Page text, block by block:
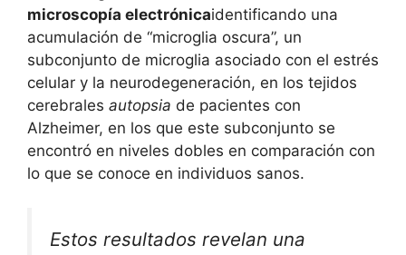
microscopía electrónicaidentificando una
acumulación de “microglia oscura”, un
subconjunto de microglia asociado con el estrés
celular y la neurodegeneración, en los tejidos
cerebrales autopsia de pacientes con
Alzheimer, en los que este subconjunto se
encontró en niveles dobles en comparación con
lo que se conoce en individuos sanos.
Estos resultados revelan una